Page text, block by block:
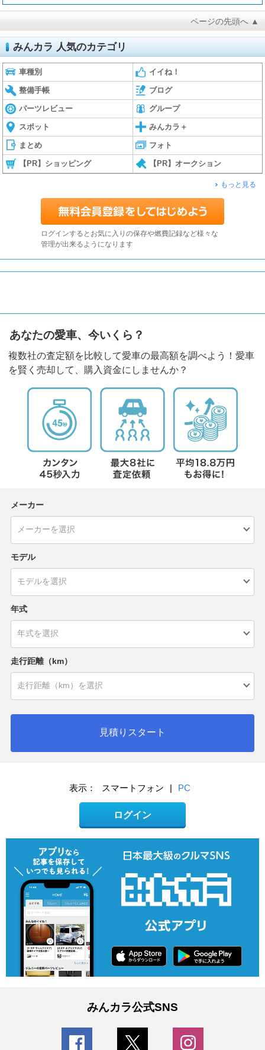
ページの先頭へ ▲
みんカラ 人気のカテゴリ
車種別 イイね！
整備手帳 ブログ
パーツレビュー グループ
スポット みんカラ＋
まとめ フォト
【PR】ショッピング 【PR】オークション
もっと見る
ログインするとお気に入りの保存や燃費記録など様々な
管理が出来るようになります
あなたの愛車、今いくら？
複数社の査定額を比較して愛車の最高額を調べよう！愛車
を賢く売却して、購入資金にしませんか？
メーカー
モデル
年式
走行距離（km）
見積りスタート
表示： スマートフォン | PC
ログイン
みんカラ公式SNS